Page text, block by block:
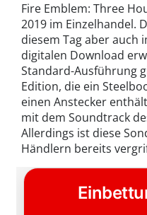
Fire Emblem: Three
2019 im Einzelhandel.
diesem Tag aber auch
digitalen Download
Standard-Ausführung
Edition, die ein
einen Anstecker
mit dem Soundtrack
Allerdings ist diese
Händlern bereits